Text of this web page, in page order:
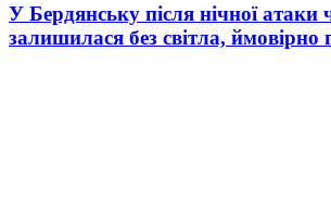
У Бердянську після нічної атаки
залишилася без світла,